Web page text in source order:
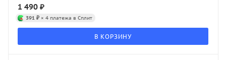
1 490 ₽
391 ₽ × 4 платежа в Сплит
В КОРЗИНУ